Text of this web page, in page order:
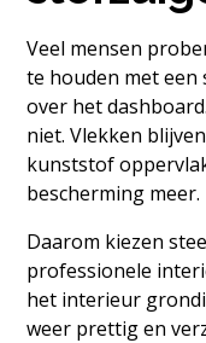
Veel mensen
te houden met
over het
niet. Vlekken
kunststof
bescherming meer.
Daarom kiezen
professionele
het interieur
weer prettig en